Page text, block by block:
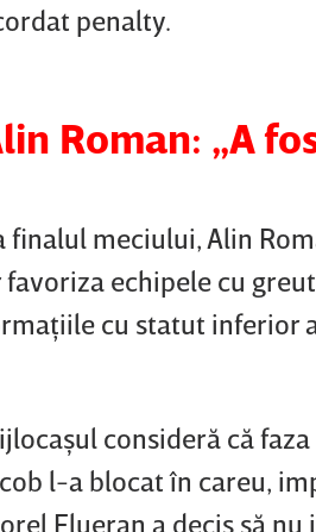
penalty.
Roman: „A
finalul meciului, Alin
favoriza echipele cu
cu statut inferior
consideră că
l-a blocat în careu,
Flueran a decis să